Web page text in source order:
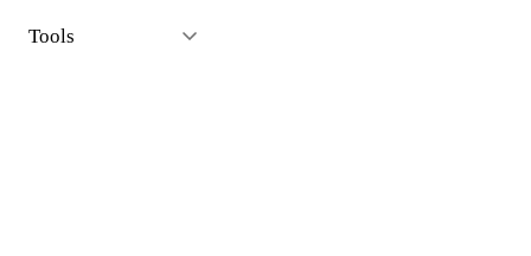
Tools